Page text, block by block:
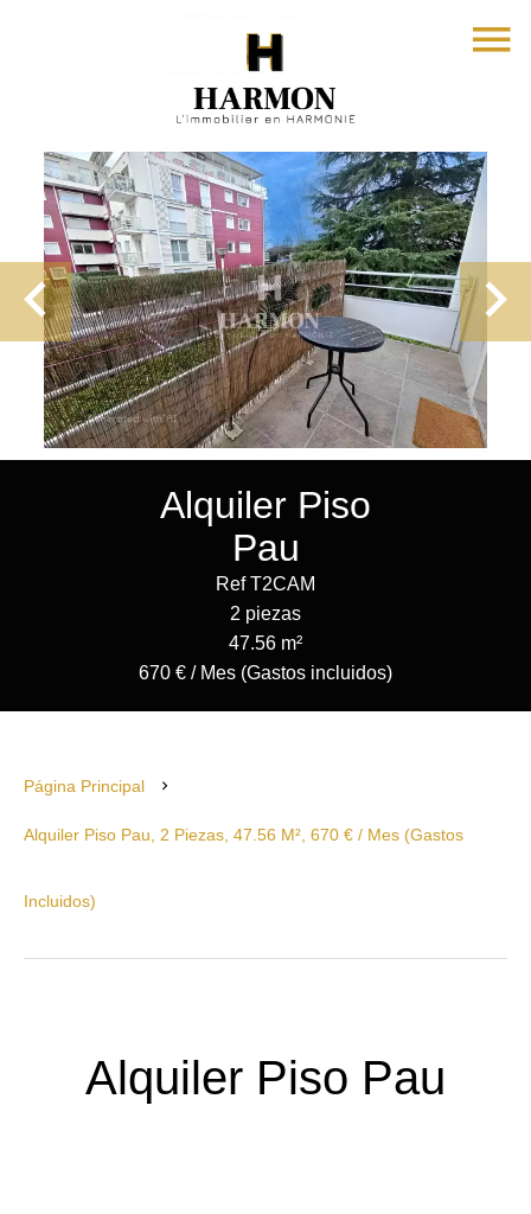
Alquiler Piso
Pau
Ref T2CAM
2 piezas
47.56 m²
670 € / Mes (Gastos incluidos)
Página Principal
Alquiler Piso Pau, 2 Piezas, 47.56 M², 670 € / Mes (Gastos
Incluidos)
Alquiler Piso Pau